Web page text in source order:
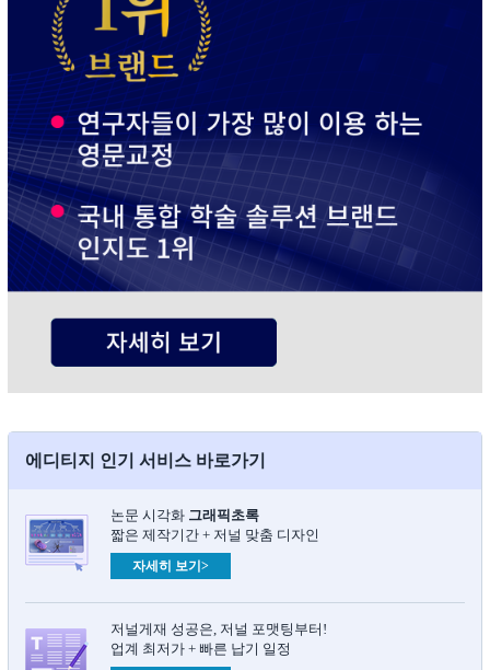
에디티지 인기 서비스 바로가기
논문 시각화 그래픽초록​
짧은 제작기간 + 저널 맞춤 디자인
자세히 보기>
저널게재 성공은, 저널 포맷팅부터!
업계 최저가 + 빠른 납기 일정